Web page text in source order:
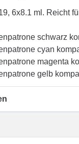
6x8.1 ml. Reicht
schwarz
cyan
magenta
gelb